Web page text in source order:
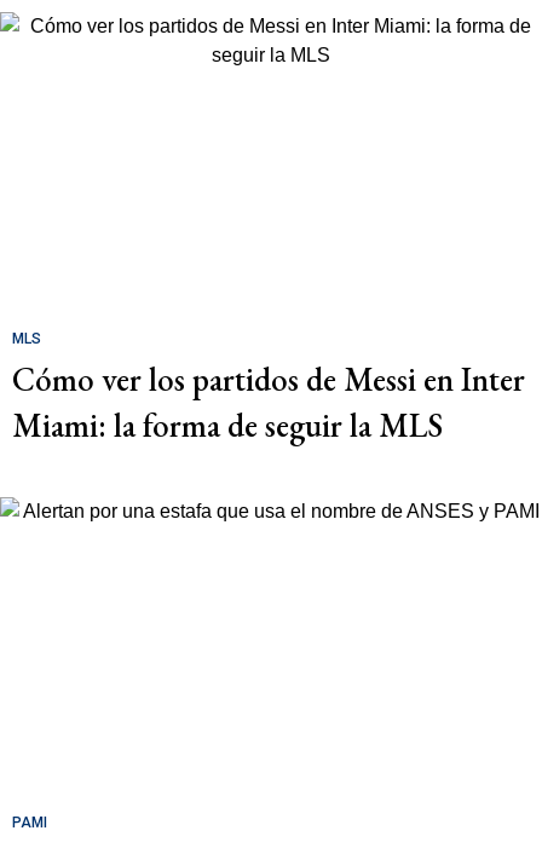
MLS
Cómo ver los partidos de Messi en Inter
Miami: la forma de seguir la MLS
PAMI